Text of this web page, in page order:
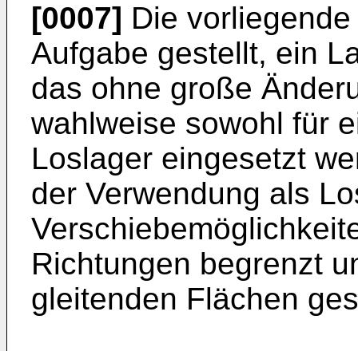
[0007] Die
Aufgabe gestellt, ein
das ohne große
wahlweise sowohl für
Loslager eingesetzt
der Verwendung als
Richtungen begrenzt
gleitenden Flächen